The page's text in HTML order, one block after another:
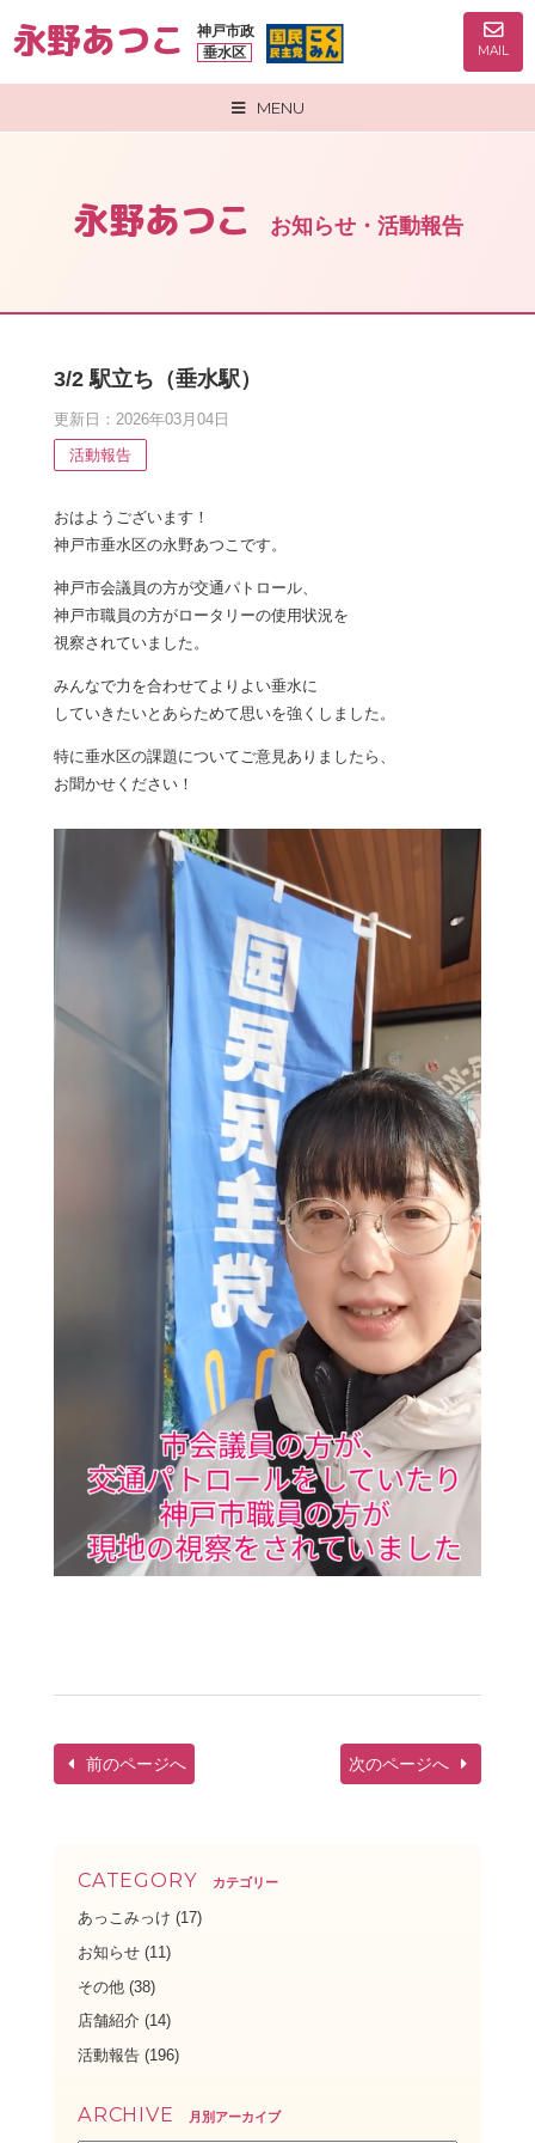
永野あつこ
神戸市政
垂水区
MAIL
MENU
永野あつこ お知らせ・活動報告
3/2 駅立ち（垂水駅）
更新日：2026年03月04日
活動報告
おはようございます！
神戸市垂水区の永野あつこです。
神戸市会議員の方が交通パトロール、
神戸市職員の方がロータリーの使用状況を
視察されていました。
みんなで力を合わせてよりよい垂水に
していきたいとあらためて思いを強くしました。
特に垂水区の課題についてご意見ありましたら、
お聞かせください！
前のページへ 次のページへ
CATEGORY カテゴリー
あっこみっけ (17)
お知らせ (11)
その他 (38)
店舗紹介 (14)
活動報告 (196)
ARCHIVE 月別アーカイブ